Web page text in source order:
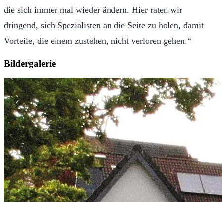
die sich immer mal wieder ändern. Hier raten wir
dringend, sich Spezialisten an die Seite zu holen, damit
Vorteile, die einem zustehen, nicht verloren gehen.“
Bildergalerie